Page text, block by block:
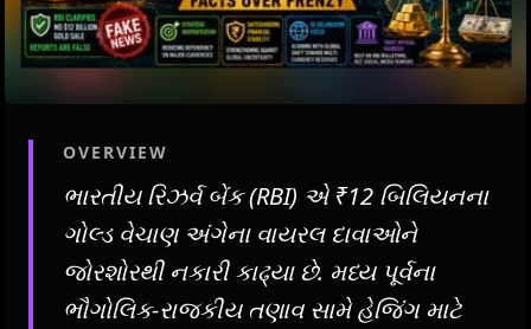
OVERVIEW
ભારતીય રિઝર્વ બેંક (RBI) એ ₹12 બિલિયનના
ગોલ્ડ વેચાણ અંગેના વાયરલ દાવાઓને
જોરશોરથી નકારી કાઢ્યા છે. મધ્ય પૂર્વના
ભૌગોલિક-રાજકીય તણાવ સામે હેજિંગ માટે